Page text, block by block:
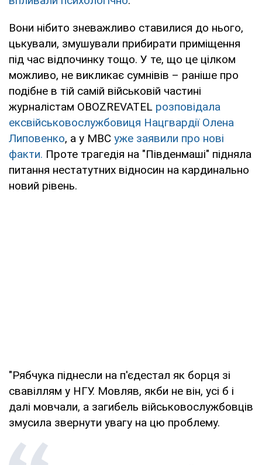
Вони нібито зневажливо ставилися до нього,
цькували, змушували прибирати приміщення
під час відпочинку тощо. У те, що це цілком
можливо, не викликає сумнівів – раніше про
подібне в тій самій військовій частині
журналістам OBOZREVATEL розповідала
ексвійськовослужбовиця Нацгвардії Олена
Липовенко, а у МВС уже заявили про нові
факти. Проте трагедія на "Південмаші" підняла
питання нестатутних відносин на кардинально
новий рівень.
"Рябчука піднесли на п'єдестал як борця зі
свавіллям у НГУ. Мовляв, якби не він, усі б і
далі мовчали, а загибель військовослужбовців
змусила звернути увагу на цю проблему.